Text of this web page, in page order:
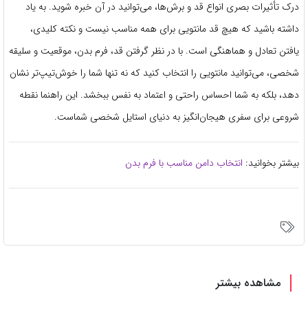
درک تأثیرات بصری انواع قد و برش‌ها، می‌توانید در آن خبره شوید. به یاد
داشته باشید که هیچ قد مانتویی برای همه مناسب نیست و نکته کلیدی،
یافتن تعادل و هماهنگی است. با در نظر گرفتن قد، فرم بدن، موقعیت و سلیقه
شخصی، می‌توانید مانتویی را انتخاب کنید که نه تنها شما را خوش‌تیپ‌تر نشان
دهد، بلکه به شما احساس راحتی و اعتماد به نفس ببخشد. این راهنما نقطه
شروعی برای سفری هیجان‌انگیز به دنیای استایل شخصی شماست.
بیشتر بخوانید: انتخاب دامن مناسب با فرم بدن
مشاهده بیشتر